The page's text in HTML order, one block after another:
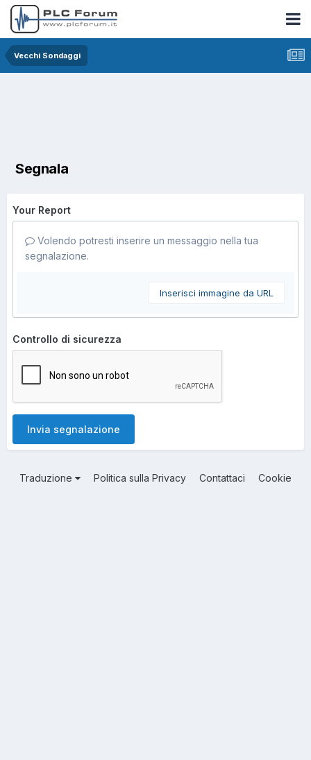
Vecchi Sondaggi
Segnala
Your Report
Volendo potresti inserire un messaggio nella tua
segnalazione.
Inserisci immagine da URL
Controllo di sicurezza
Invia segnalazione
Traduzione Politica sulla Privacy Contattaci Cookie